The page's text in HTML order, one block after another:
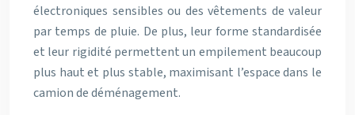
électroniques sensibles ou des vêtements de valeur
par temps de pluie. De plus, leur forme standardisée
et leur rigidité permettent un empilement beaucoup
plus haut et plus stable, maximisant l’espace dans le
camion de déménagement.